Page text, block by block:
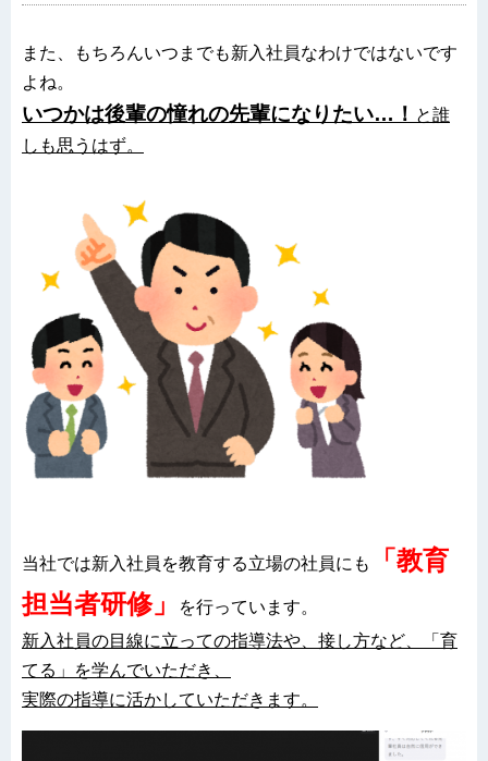
また、もちろんいつまでも新入社員なわけではないです
よね。
いつかは後輩の憧れの先輩になりたい…！ と誰
しも思うはず。
当社では新入社員を教育する立場の社員にも
「教育
担当者研修」
を行っています。
新入社員の目線に立っての指導法や、接し方など、「育
てる」を学んでいただき、
実際の指導に活かしていただきます。